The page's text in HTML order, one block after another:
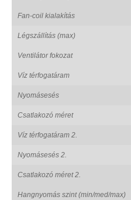
Fan-coil kialakítás
Légszállítás (max)
Ventilátor fokozat
Víz térfogatáram
Nyomásesés
Csatlakozó méret
Víz térfogatáram 2.
Nyomásesés 2.
Csatlakozó méret 2.
Hangnyomás szint (min/med/max)